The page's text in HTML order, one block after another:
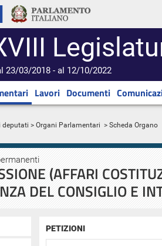
23/03/2018 - al 12/10/2022
Lavori Documenti
deputati > Organi Parlamentari > Scheda Organo
(AFFARI
DEL CONSIGLIO E
PETIZIONI